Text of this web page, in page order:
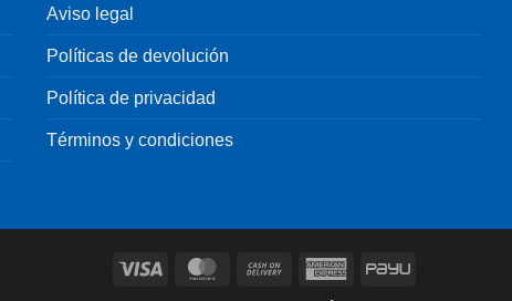
Aviso legal
Políticas de devolución
Política de privacidad
Términos y condiciones
Visa MasterCardCash
AmericanPayU